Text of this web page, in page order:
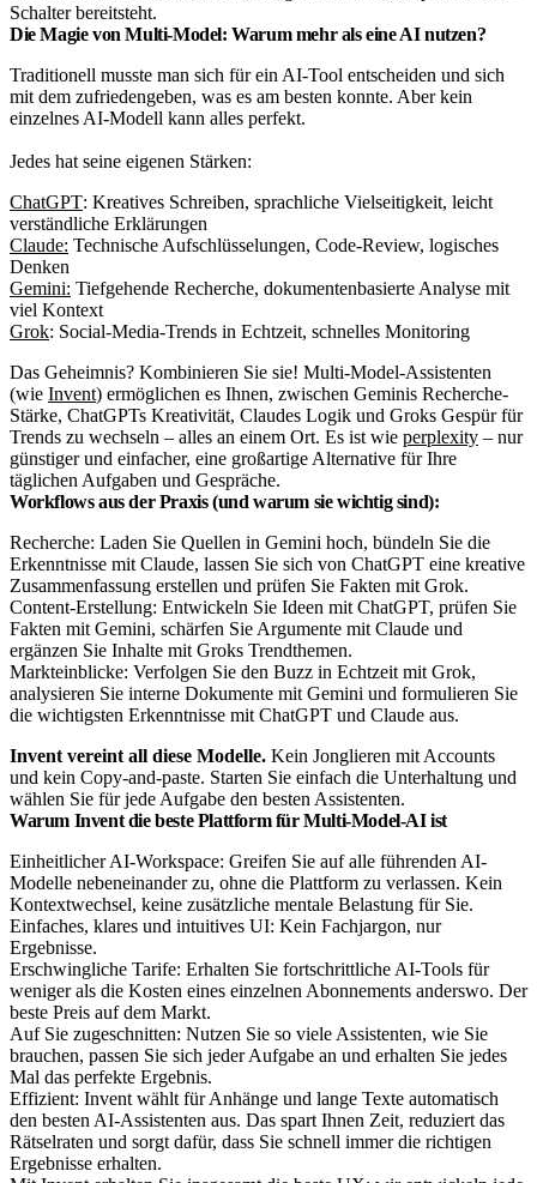
Schalter bereitsteht.
Die Magie von Multi-Model: Warum mehr als eine AI nutzen?
Traditionell musste man sich für ein AI-Tool entscheiden und sich
mit dem zufriedengeben, was es am besten konnte. Aber kein
einzelnes AI-Modell kann alles perfekt.
Jedes hat seine eigenen Stärken:
ChatGPT: Kreatives Schreiben, sprachliche Vielseitigkeit, leicht
verständliche Erklärungen
Claude: Technische Aufschlüsselungen, Code-Review, logisches
Denken
Gemini: Tiefgehende Recherche, dokumentenbasierte Analyse mit
viel Kontext
Grok: Social-Media-Trends in Echtzeit, schnelles Monitoring
Das Geheimnis? Kombinieren Sie sie! Multi-Model-Assistenten
(wie Invent) ermöglichen es Ihnen, zwischen Geminis Recherche-
Stärke, ChatGPTs Kreativität, Claudes Logik und Groks Gespür für
Trends zu wechseln – alles an einem Ort. Es ist wie perplexity – nur
günstiger und einfacher, eine großartige Alternative für Ihre
täglichen Aufgaben und Gespräche.
Workflows aus der Praxis (und warum sie wichtig sind):
Recherche: Laden Sie Quellen in Gemini hoch, bündeln Sie die
Erkenntnisse mit Claude, lassen Sie sich von ChatGPT eine kreative
Zusammenfassung erstellen und prüfen Sie Fakten mit Grok.
Content-Erstellung: Entwickeln Sie Ideen mit ChatGPT, prüfen Sie
Fakten mit Gemini, schärfen Sie Argumente mit Claude und
ergänzen Sie Inhalte mit Groks Trendthemen.
Markteinblicke: Verfolgen Sie den Buzz in Echtzeit mit Grok,
analysieren Sie interne Dokumente mit Gemini und formulieren Sie
die wichtigsten Erkenntnisse mit ChatGPT und Claude aus.
Invent vereint all diese Modelle. Kein Jonglieren mit Accounts
und kein Copy-and-paste. Starten Sie einfach die Unterhaltung und
wählen Sie für jede Aufgabe den besten Assistenten.
Warum Invent die beste Plattform für Multi-Model-AI ist
Einheitlicher AI-Workspace: Greifen Sie auf alle führenden AI-
Modelle nebeneinander zu, ohne die Plattform zu verlassen. Kein
Kontextwechsel, keine zusätzliche mentale Belastung für Sie.
Einfaches, klares und intuitives UI: Kein Fachjargon, nur
Ergebnisse.
Erschwingliche Tarife: Erhalten Sie fortschrittliche AI-Tools für
weniger als die Kosten eines einzelnen Abonnements anderswo. Der
beste Preis auf dem Markt.
Auf Sie zugeschnitten: Nutzen Sie so viele Assistenten, wie Sie
brauchen, passen Sie sich jeder Aufgabe an und erhalten Sie jedes
Mal das perfekte Ergebnis.
Effizient: Invent wählt für Anhänge und lange Texte automatisch
den besten AI-Assistenten aus. Das spart Ihnen Zeit, reduziert das
Rätselraten und sorgt dafür, dass Sie schnell immer die richtigen
Ergebnisse erhalten.